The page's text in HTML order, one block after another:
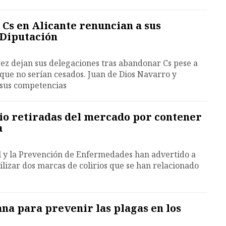
en Alicante renuncian a sus
dejan sus delegaciones tras abandonar Cs pese a
no serían cesados. Juan de Dios Navarro y
competencias
retiradas del mercado por contener
la Prevención de Enfermedades han advertido a
dos marcas de colirios que se han relacionado
para prevenir las plagas en los